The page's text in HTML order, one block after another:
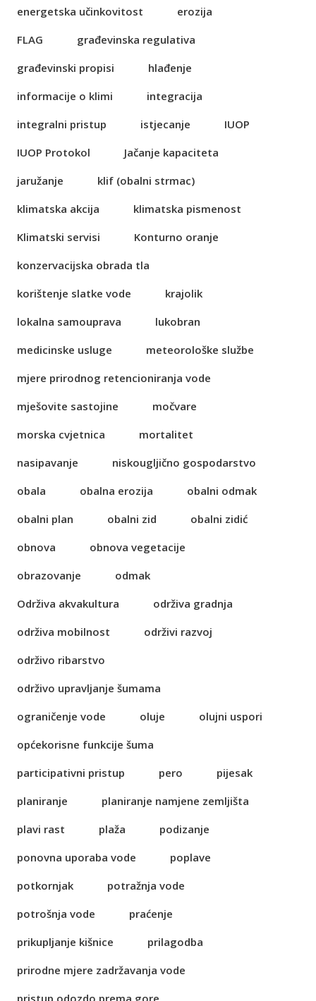
energetska učinkovitost
erozija
FLAG
građevinska regulativa
građevinski propisi
hlađenje
informacije o klimi
integracija
integralni pristup
istjecanje
IUOP
IUOP Protokol
Jačanje kapaciteta
jaružanje
klif (obalni strmac)
klimatska akcija
klimatska pismenost
Klimatski servisi
Konturno oranje
konzervacijska obrada tla
korištenje slatke vode
krajolik
lokalna samouprava
lukobran
medicinske usluge
meteorološke službe
mjere prirodnog retencioniranja vode
mješovite sastojine
močvare
morska cvjetnica
mortalitet
nasipavanje
niskougljično gospodarstvo
obala
obalna erozija
obalni odmak
obalni plan
obalni zid
obalni zidić
obnova
obnova vegetacije
obrazovanje
odmak
Održiva akvakultura
održiva gradnja
održiva mobilnost
održivi razvoj
održivo ribarstvo
održivo upravljanje šumama
ograničenje vode
oluje
olujni uspori
općekorisne funkcije šuma
participativni pristup
pero
pijesak
planiranje
planiranje namjene zemljišta
plavi rast
plaža
podizanje
ponovna uporaba vode
poplave
potkornjak
potražnja vode
potrošnja vode
praćenje
prikupljanje kišnice
prilagodba
prirodne mjere zadržavanja vode
pristup odozdo prema gore